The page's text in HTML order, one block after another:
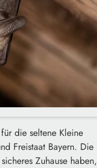
die seltene Kleine
Freistaat Bayern. Die
Zuhause haben,